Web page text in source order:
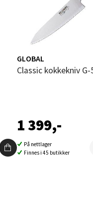
GLOBAL
Classic kokkekniv
1 399,-
På nettlager
Finnes i 45 butikker